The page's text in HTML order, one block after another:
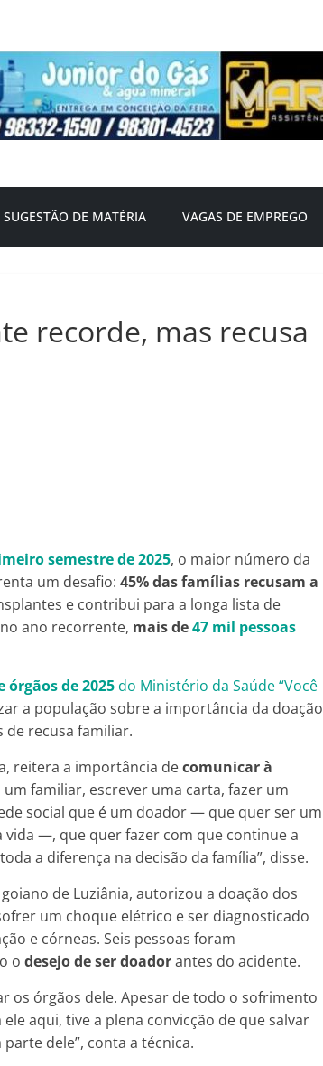
SUGESTÃO DE MATÉRIA VAGAS DE EMPREGO
recorde, mas recusa
semestre de 2025, o maior número da
um desafio: 45% das famílias recusam a
e contribui para a longa lista de
ano recorrente, mais de47 mil pessoas
órgãos de 2025do Ministério da Saúde “Você
a população sobre a importância da doação
de recusa familiar.
reitera a importância decomunicar à
um familiar, escrever uma carta, fazer um
social que é um doador — que quer ser um
—, que quer fazer com que continue a
a diferença na decisão da família”, disse.
de Luziânia, autorizou a doação dos
um choque elétrico e ser diagnosticado
e córneas. Seis pessoas foram
o desejo de ser doadorantes do acidente.
os órgãos dele. Apesar de todo o sofrimento
aqui, tive a plena convicção de que salvar
dele”, conta a técnica.